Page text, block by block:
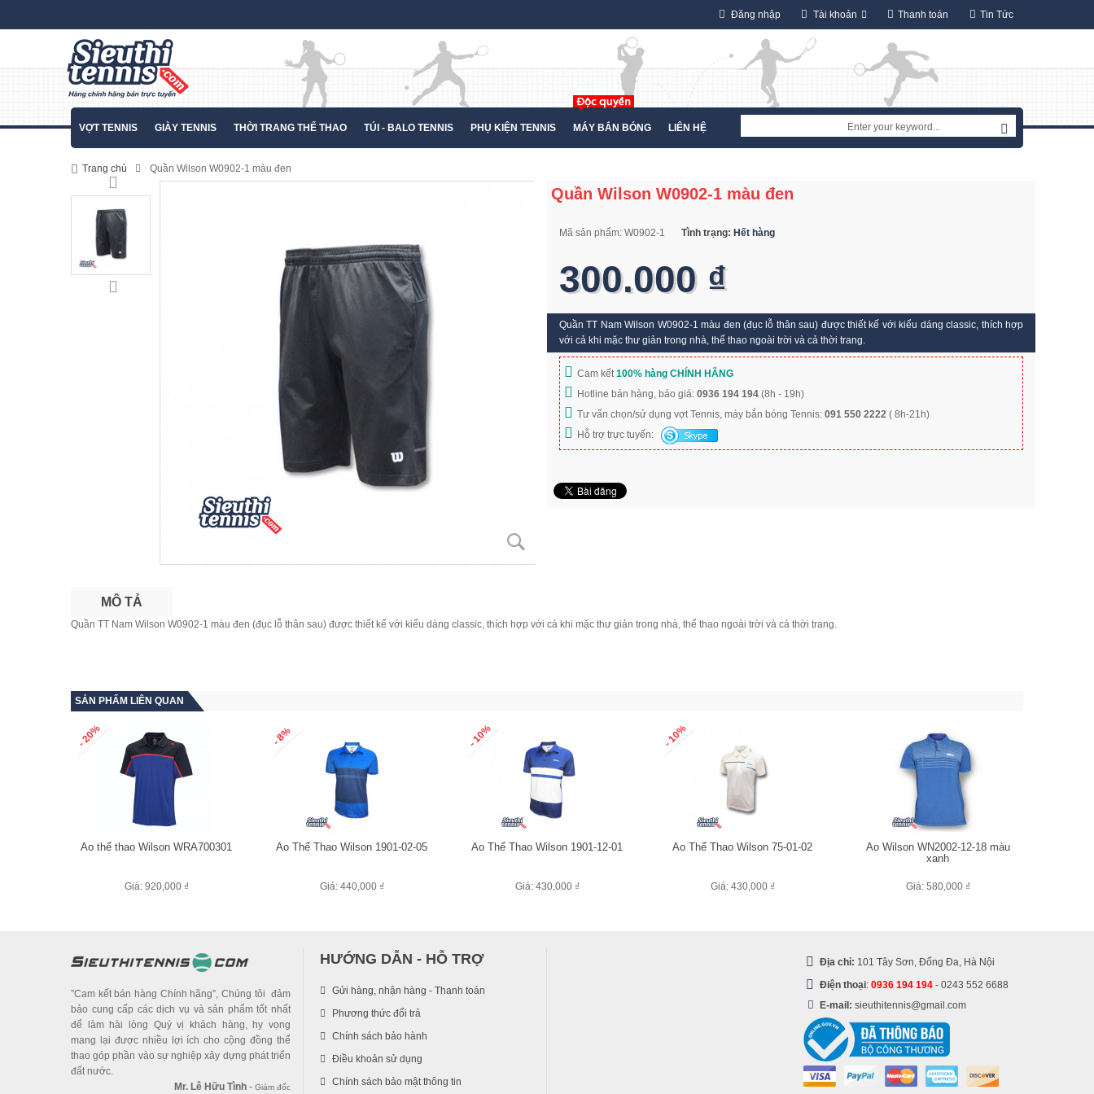
Thanh toán Tin Tức
Tài khoản
Đăng nhập
VỢT TENNIS GIÀY TENNIS THỜI TRANG THỂ THAO TÚI - BALO TENNIS PHỤ KIỆN TENNIS MÁY BẮN BÓNG LIÊN HỆ
Trang chủ Quần Wilson W0902-1 màu đen
Quần Wilson W0902-1 màu đen
Mã sản phẩm: W0902-1 Tình trạng: Hết hàng
300.000 ₫
Quần TT Nam Wilson W0902-1 màu đen (đục lỗ thân sau) được thiết kế với kiểu dáng classic, thích hợp
với cả khi mặc thư giản trong nhà, thể thao ngoài trời và cả thời trang.
Cam kết100% hàng CHÍNH HÃNG
Hotline bán hàng, báo giá: 0936 194 194 (8h - 19h)
Tư vấn chọn/sử dụng vợt Tennis, máy bắn bóng Tennis: 091 550 2222 ( 8h-21h)
Hỗ trợ trực tuyến:
MÔ TẢ
Quần TT Nam Wilson W0902-1 màu đen (đục lỗ thân sau) được thiết kế với kiểu dáng classic, thích hợp với cả khi mặc thư giản trong nhà, thể thao ngoài trời và cả thời trang.
SẢN PHẨM LIÊN QUAN
- 20%
Áo thể thao Wilson WRA700301
Giá: 920,000 ₫
- 8%
Áo Thể Thao Wilson 1901-02-05
Giá: 440,000 ₫
- 10%
Áo Thể Thao Wilson 1901-12-01
Giá: 430,000 ₫
- 10%
Áo Thể Thao Wilson 75-01-02
Giá: 430,000 ₫
Áo Wilson WN2002-12-18 màu
xanh
Giá: 580,000 ₫
”Cam kết bán hàng Chính hãng”, Chúng tôi đảm
bảo cung cấp các dịch vụ và sản phẩm tốt nhất
để làm hài lòng Quý vị khách hàng, hy vọng
mang lại được nhiều lợi ích cho cộng đồng thể
thao góp phần vào sự nghiệp xây dựng phát triển
đất nước.
Mr. Lê Hữu Tình - Giám đốc
HƯỚNG DẪN - HỖ TRỢ
Gửi hàng, nhận hàng - Thanh toán
Phương thức đổi trả
Chính sách bảo hành
Điều khoản sử dụng
Chính sách bảo mật thông tin
Địa chỉ: 101 Tây Sơn, Đống Đa, Hà Nội
Điện thoại: 0936 194 194 - 0243 552 6688
E-mail: sieuthitennis@gmail.com